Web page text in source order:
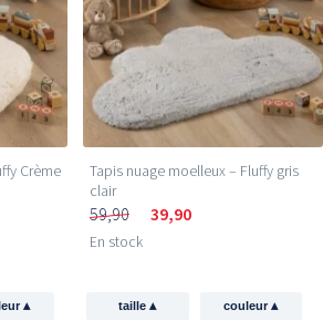
Crème
▴
Tapis nuage moelleux – Fluffy gris
clair
59,90 39,90
En stock
taille▴ couleur▴